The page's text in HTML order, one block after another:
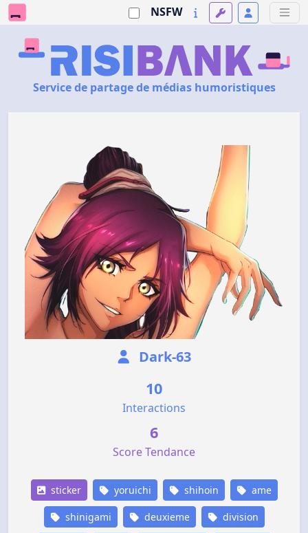
NSFW
Service de partage de médias humoristiques
Dark-63
10
Interactions
6
Score Tendance
sticker yoruichi shihoin ame
shinigami deuxieme division